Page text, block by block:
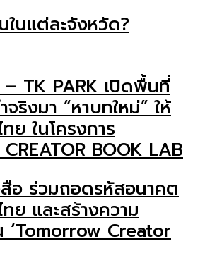
ในแต่ละจังหวัด?
TK PARK เปิดพื้นที่
ริงมา “หาบทใหม่” ให้
ย ในโครงการ
BOOK LAB
อ ร่วมถอดรหัสอนาคต
ย และสร้างความ
‘Tomorrow Creator